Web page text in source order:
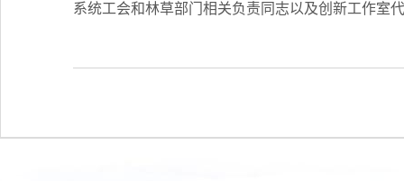
系统工会和林草部门相关负责同志以及创新工作室